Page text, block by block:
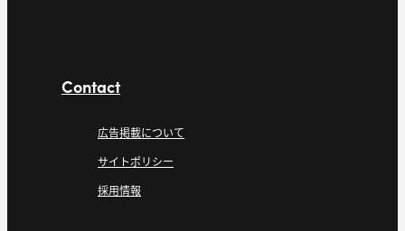
Contact
広告掲載について
サイトポリシー
採用情報